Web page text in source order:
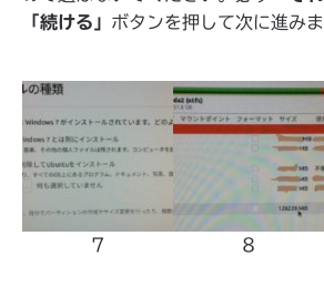
「続ける」 ボタンを押して次に進みま
7 8